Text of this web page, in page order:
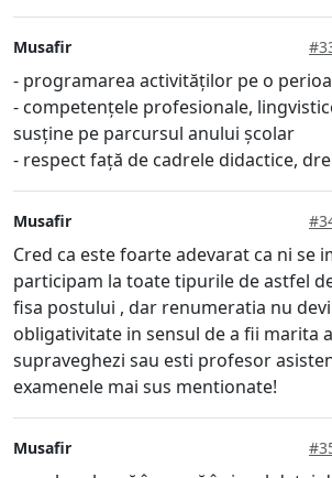
Musafir
- programarea activităților pe o
- competențele profesionale,
susține pe parcursul anului școlar
- respect față de cadrele didactice,
Musafir
Cred ca este foarte adevarat ca ni se
participam la toate tipurile de astfel
fisa postului , dar renumeratia nu
obligativitate in sensul de a fii marita
supraveghezi sau esti profesor
examenele mai sus mentionate!
Musafir